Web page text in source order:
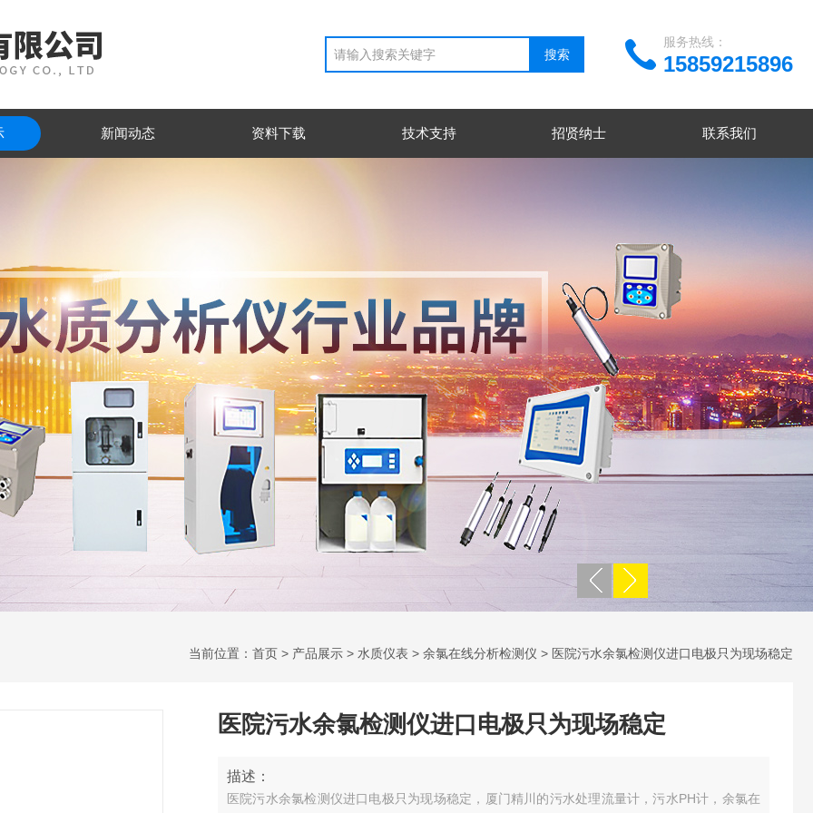
15859215896
服务热线：
新闻动态 资料下载 技术支持 招贤纳士 联系我们
当前位置： 首页 > 产品展示 > 水质仪表 > 余氯在线分析检测仪 > 医院污水余氯检测仪进口电极只为现场稳定
医院污水余氯检测仪进口电极只为现场稳定
描述：
医院污水余氯检测仪进口电极只为现场稳定，厦门精川的污水处理流量计，污水PH计，余氯在